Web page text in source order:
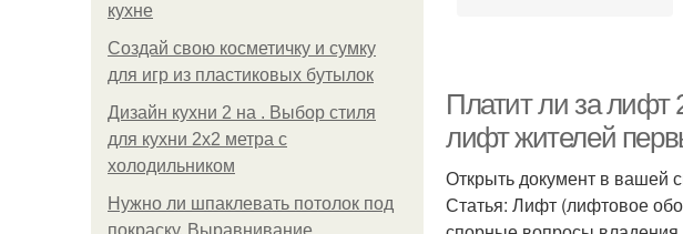
кухне
Создай свою косметичку и сумку
для игр из пластиковых бутылок
Дизайн кухни 2 на . Выбор стиля
для кухни 2х2 метра с
холодильником
Нужно ли шпаклевать потолок под
покраску. Выравнивание
Платит ли за лифт
лифт жителей
Открыть документ в вашей
Статья: Лифт (лифтовое